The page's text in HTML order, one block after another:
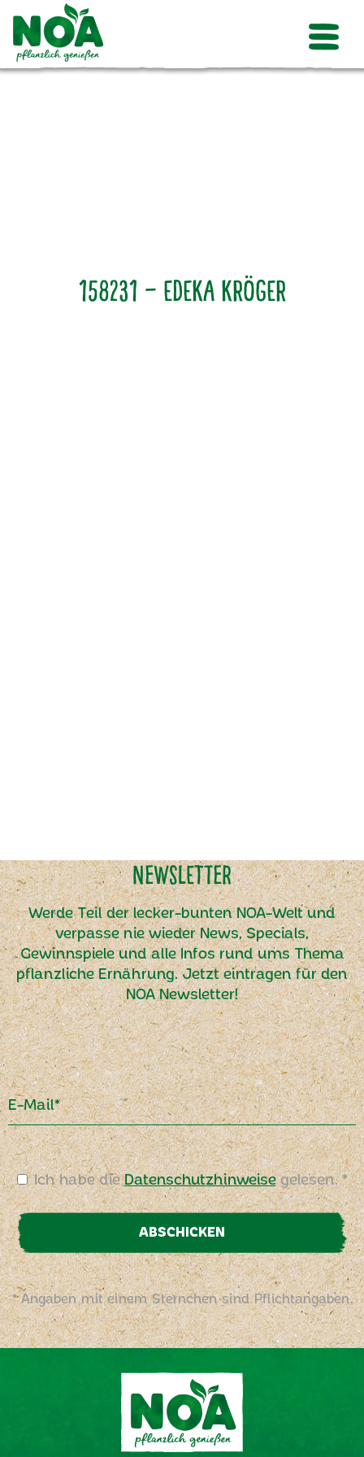
158231 – Edeka Kröger
Newsletter
Werde Teil der lecker-bunten NOA-Welt und
verpasse nie wieder News, Specials,
Gewinnspiele und alle Infos rund ums Thema
pflanzliche Ernährung. Jetzt eintragen für den
NOA Newsletter!
E-Mail*
Ich habe dieDatenschutzhinweisegelesen. *
ABSCHICKEN
* Angaben mit einem Sternchen sind Pflichtangaben.